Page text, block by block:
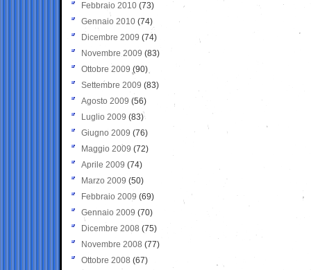
Febbraio 2010 (73)
Gennaio 2010 (74)
Dicembre 2009 (74)
Novembre 2009 (83)
Ottobre 2009 (90)
Settembre 2009 (83)
Agosto 2009 (56)
Luglio 2009 (83)
Giugno 2009 (76)
Maggio 2009 (72)
Aprile 2009 (74)
Marzo 2009 (50)
Febbraio 2009 (69)
Gennaio 2009 (70)
Dicembre 2008 (75)
Novembre 2008 (77)
Ottobre 2008 (67)